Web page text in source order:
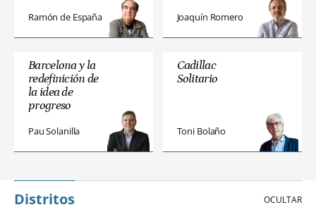
Ramón de España Joaquín Romero
Barcelona y la
redefinición de
la idea de
progreso
Pau Solanilla
Cadillac
Solitario
Toni Bolaño
Distritos